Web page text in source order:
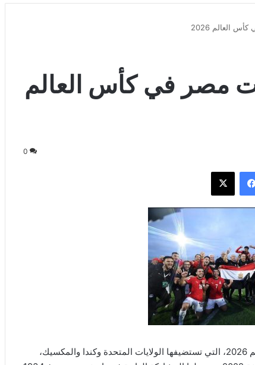
العالم 2026
مصر في كأس العالم
0
فيسبوك ‫X
حجز منتخب مصر مقعده رسميًا في نهائيات كأس العالم 2026، التي تستضيفها الولايات المتحدة وكندا والمكسيك،